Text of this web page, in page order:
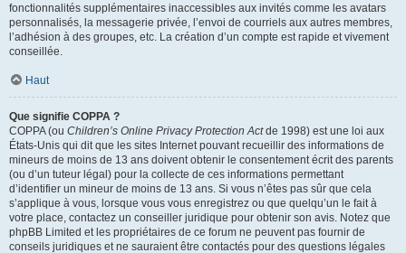
fonctionnalités supplémentaires inaccessibles aux invités comme les avatars
personnalisés, la messagerie privée, l’envoi de courriels aux autres membres,
l’adhésion à des groupes, etc. La création d’un compte est rapide et vivement
conseillée.
Haut
Que signifie COPPA ?
COPPA (ou Children’s Online Privacy Protection Actde 1998) est une loi aux
États-Unis qui dit que les sites Internet pouvant recueillir des informations de
mineurs de moins de 13 ans doivent obtenir le consentement écrit des parents
(ou d’un tuteur légal) pour la collecte de ces informations permettant
d’identifier un mineur de moins de 13 ans. Si vous n’êtes pas sûr que cela
s’applique à vous, lorsque vous vous enregistrez ou que quelqu’un le fait à
votre place, contactez un conseiller juridique pour obtenir son avis. Notez que
phpBB Limited et les propriétaires de ce forum ne peuvent pas fournir de
conseils juridiques et ne sauraient être contactés pour des questions légales